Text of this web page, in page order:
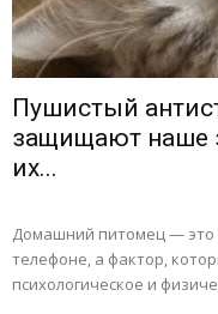
Пушистый
защищают наше
их...
Домашний питомец — это
телефоне, а фактор,
психологическое и